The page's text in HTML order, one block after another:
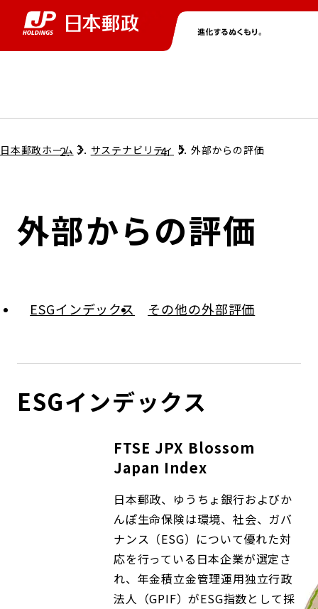
グループ情報トップ
コンプライアンス
株主・投資家情報トップ
個人投資家のみなさまへ
IRカレンダー
ニューストップ
サステナビリティトップ
担当役員メッセージ
採用情報トップ
日本郵政ホーム サステナビリティ 外部からの評価
外部からの評価
ESGインデックス その他の外部評価
ESGインデックス
FTSE JPX Blossom
Japan Index
日本郵政、ゆうちょ銀行およびか
んぽ生命保険は環境、社会、ガバ
ナンス（ESG）について優れた対
応を行っている日本企業が選定さ
れ、年金積立金管理運用独立行政
法人（GPIF）がESG指数として採